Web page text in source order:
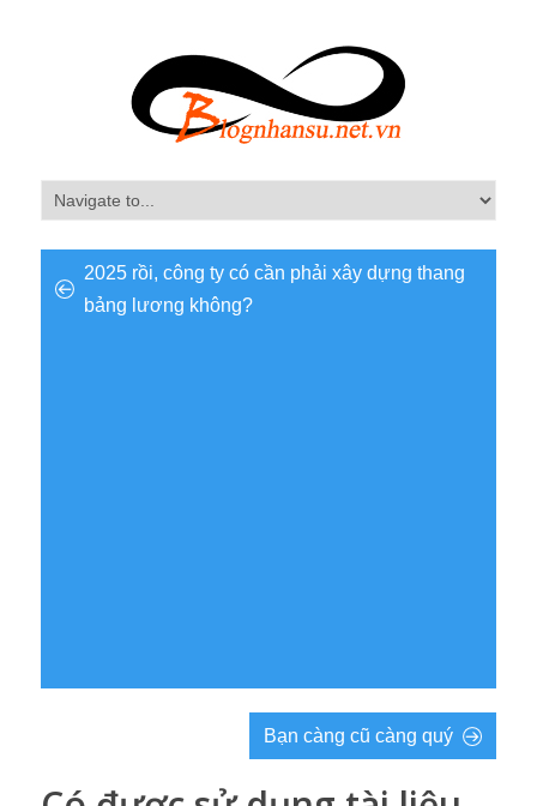
2025 rồi, công ty có cần phải xây dựng thang
bảng lương không?
Bạn càng cũ càng quý